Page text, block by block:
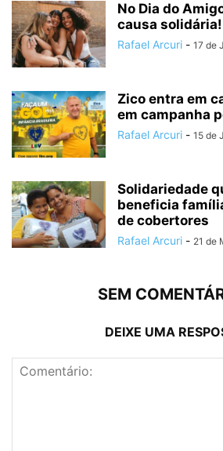
No Dia do
causa
Rafael Arcuri - 17 de
Zico entra em
em campanha
Rafael Arcuri - 15 de
Solidariedade
beneficia
de cobertores
Rafael Arcuri - 21 de
SEM
DEIXE UMA